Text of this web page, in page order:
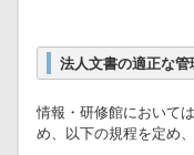
法人文書の適正な管
情報・研修館において
め、以下の規程を定め